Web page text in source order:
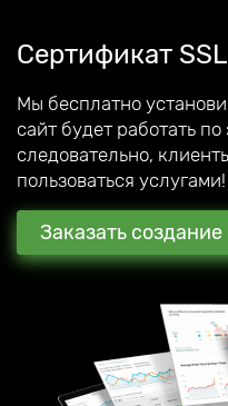
Сертификат
Мы бесплатно
сайт будет работать
следовательно,
пользоваться услугами!
Заказать создание